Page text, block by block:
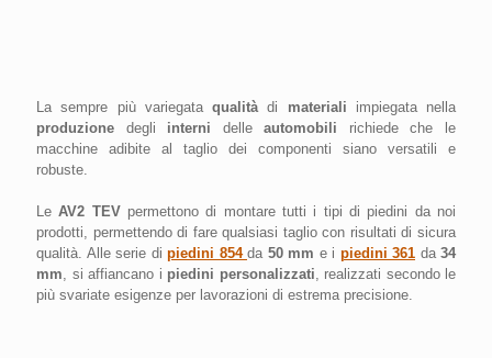
La sempre più variegata qualitàdi materiali impiegata nella
produzione degli interni delleautomobili richiede che le
macchine adibite al taglio dei componenti siano versatili e
robuste.
LeAV2 TEV permettono di montare tutti i tipi di piedini da noi
prodotti, permettendo di fare qualsiasi taglio con risultati di sicura
qualità. Alle serie di piedini 854 da 50 mm e i piedini 361 da 34
mm, si affiancano i piedini personalizzati, realizzati secondo le
più svariate esigenze per lavorazioni di estrema precisione.